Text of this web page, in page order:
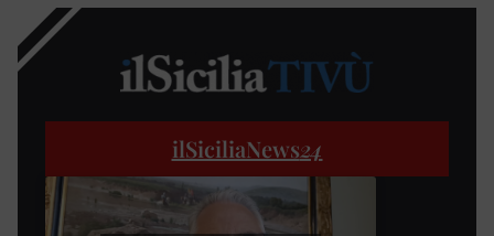
ilSiciliaNews24